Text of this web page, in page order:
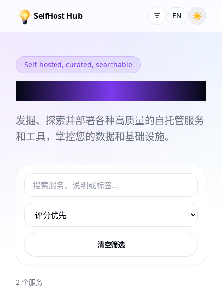
SelfHost Hub EN ☀
Self-hosted, curated, searchable
发掘、探索并部署各种高质量的自托管服务
和工具，掌控您的数据和基础设施。
清空筛选
2 个服务